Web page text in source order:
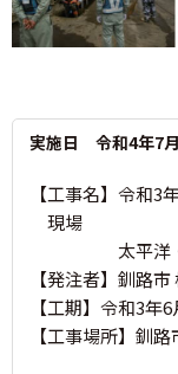
実施日 令和4年7
【工事名】令和3
現場
太平洋・綜
【発注者】釧路市
【工期】令和3年
【工事場所】釧